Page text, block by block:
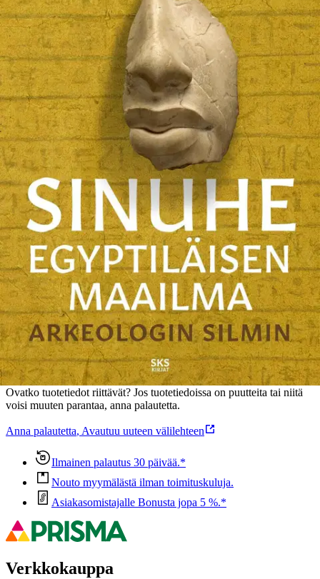
Sinuhe egyptiläisen ystävän aarrearkku. Jokainen Sinuhe
egyptiläisen lukija tietää, kuinka hämmästyttävän todentuntuisesti
Mika Waltari herättää eloon muinaisen Lähi-idän maailman. Minna
Silverin teos osoittaa, miten taitavasti romaani on rakennettu
historiallisille faktoille - Waltari tunsi muinaista Egyptiä paikoin
paremmin kuin moni egyptologi. Esimerkiksi kirjan
kallonporauskohtaus on täsmällinen yksityiskohtia myöten. Minna
Silver käy teoksessaan läpi Waltarin Sinuhe egyptiläisen, avaten sen
historiallista pohjaa Sinuhen matkatessa muinaisen Välimeren, Lähi-
idän ja Punaisenmeren kansojen parissa. Silver tarjoaa johdatuksen
kadonneisiin korkeakulttuureihin ja rikastaa entisestään Sinuhen
lukuelämystä. Tätä lukiessa Sinuhe-fani haukkoo henkeään: onko
tämä voinut tapahtua todella? Dosentti Minna Silver on Lähi-idän ja
Välimeren arkeologian ja historian sekä maailman kulttuuriperinnön
asiantuntija, jolla on vuosikymmenten kokemus kenttätöistä Lähi-
idässä.
Näytä lisää tuotekuvausta
Ominaisuudet
Oletko tyytyväinen tuotetietoihin?
Ovatko tuotetiedot riittävät? Jos tuotetiedoissa on puutteita tai niitä
voisi muuten parantaa, anna palautetta.
Anna palautetta, Avautuu uuteen välilehteen
Ilmainen palautus 30 päivää.*
Nouto myymälästä ilman toimituskuluja.
Asiakasomistajalle Bonusta jopa 5 %.*
Verkkokauppa